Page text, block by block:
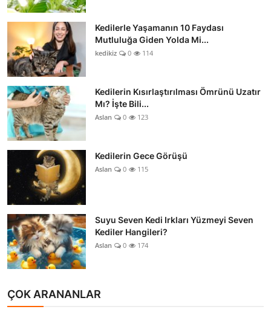
Kedilerle Yaşamanın 10 Faydası
Mutluluğa Giden Yolda Mi...
kedikiz 0 114
Kedilerin Kısırlaştırılması Ömrünü Uzatır
Mı? İşte Bili...
Aslan 0 123
Kedilerin Gece Görüşü
Aslan 0 115
Suyu Seven Kedi Irkları Yüzmeyi Seven
Kediler Hangileri?
Aslan 0 174
ÇOK ARANANLAR